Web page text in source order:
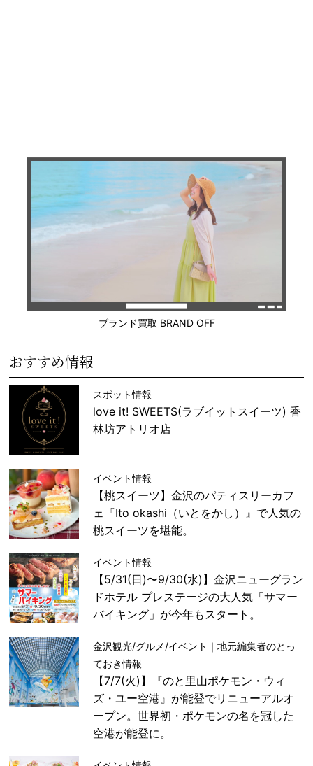
ブランド買取 BRAND OFF
おすすめ情報
スポット情報
love it! SWEETS(ラブイットスイーツ) 香
林坊アトリオ店
イベント情報
【桃スイーツ】金沢のパティスリーカフ
ェ『Ito okashi（いとをかし）』で人気の
桃スイーツを堪能。
イベント情報
【5/31(日)〜9/30(水)】金沢ニューグラン
ドホテル プレステージの大人気「サマー
バイキング」が今年もスタート。
金沢観光/グルメ/イベント｜地元編集者のとっ
ておき情報
【7/7(火)】『のと里山ポケモン・ウィ
ズ・ユー空港』が能登でリニューアルオ
ープン。世界初・ポケモンの名を冠した
空港が能登に。